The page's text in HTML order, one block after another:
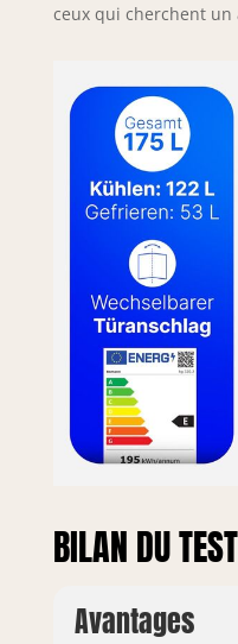
ceux qui cherchent un
BILAN DU TEST
Avantages